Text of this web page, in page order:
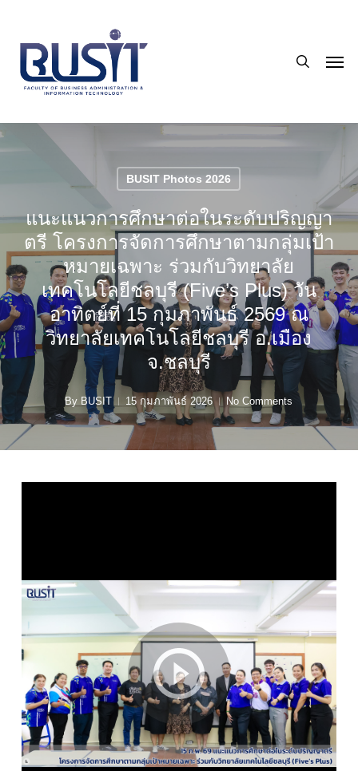
main
content
BUSIT Photos 2026
แนะแนวการศึกษาต่อในระดับปริญญา
ตรี โครงการจัดการศึกษาตามกลุ่มเป้า
หมายเฉพาะ ร่วมกับวิทยาลัย
เทคโนโลยีชลบุรี (Five’s Plus) วัน
อาทิตย์ที่ 15 กุมภาพันธ์ 2569 ณ
วิทยาลัยเทคโนโลยีชลบุรี อ.เมือง
จ.ชลบุรี
By BUSIT 15 กุมภาพันธ์ 2026 No Comments